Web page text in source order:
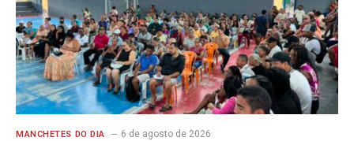
MANCHETES DO DIA 6 de agosto de 2026